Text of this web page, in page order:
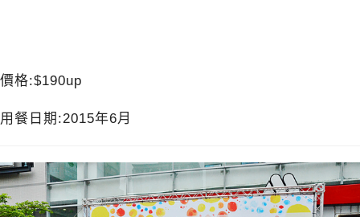
價格:$190up
用餐日期:2015年6月